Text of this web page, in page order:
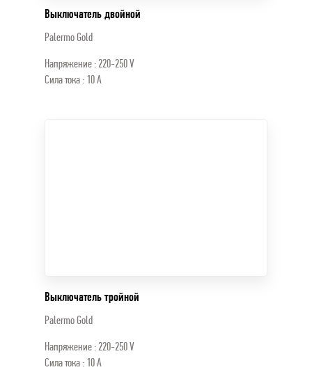
Выключатель двойной
Palermo Gold
Напряжение : 220-250 V
Сила тока : 10 A
Выключатель тройной
Palermo Gold
Напряжение : 220-250 V
Сила тока : 10 A